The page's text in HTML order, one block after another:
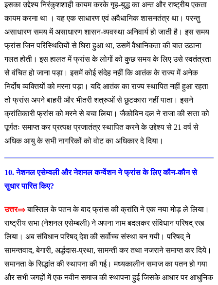
इसका उद्देश्य निरंकुशशाही कायम करके गृह-युद्ध का अन्त और राष्ट्रीय एकता
कायम करना था । यह एक साधारण एवं अवैधानिक शासनतंत्र था। परन्तु
असाधारण समय में असाधारण शासन-व्यवस्था अनिवार्य हो जाती है। इस समय
फ्रांस जिन परिस्थितियों से घिरा हुआ था, उसमें वैधानिकता की बात उठाना
गलत होती। इस हालत में फ्रांस के लोगों को कुछ समय के लिए उसे स्वतंत्रता
से वंचित हो जाना पड़ा। इसमें कोई संदेह नहीं कि आतंक के राज्य में अनेक
निर्दोष व्यक्तियों को मरना पड़ा। यदि आतंक का राज्य स्थापित नहीं हुआ रहता
तो फ्रांस अपने बाहरी और भीतरी शत्रुओं से छुटकारा नहीं पाता। इसने
क्रांतिकारी फ्रांस को मरने से बचा लिया। जैकोबिन दल ने राजा की सत्ता को
पूर्णतः समाप्त कर प्रत्यक्ष प्रजातंत्र स्थापित करने के उद्देश्य से 21 वर्ष से
अधिक आयु के सभी नागरिकों को वोट का अधिकार दे दिया।
10. नेशनल एसेम्वली और नेशनल कन्वेंशन ने फ्रांस के लिए कौन-कौनसे
सुधार पारित किए?
उत्तर⇒बास्तिल के पतन के बाद फ्रांस की क्रांति ने एक नया मोड़ ले लिया।
राष्ट्रीय सभा (नेशनल एसेम्बली) ने अपना नाम बदलकर संविधान परिषद् रख
लिया। अब संविधान परिषद् देश की सर्वोच्च संस्था बन गयी। परिषद् ने
सामन्तवाद, बेगारी, अर्द्धदास-प्रथा, सामन्ती कर तथा नजराने समाप्त कर दिये।
समानता के सिद्धांत की स्थापना की गई। मध्यकालीन समाज का पतन हो गया
और सभी जगहों में एक नवीन समाज की स्थापना हुई जिसके आधार पर आधुनिक